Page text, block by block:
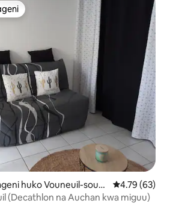
wageni
huko Vouneuil-sous-
Ukadiriaji wa
4.79 (63)
(Decathlon na Auchan kwa miguu)